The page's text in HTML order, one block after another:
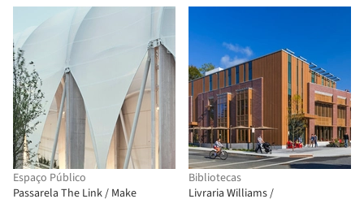
Espaço Público
Passarela The Link / Make
Bibliotecas
Livraria Williams /